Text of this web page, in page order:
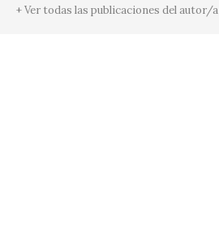
+ Ver todas las publicaciones del autor/a